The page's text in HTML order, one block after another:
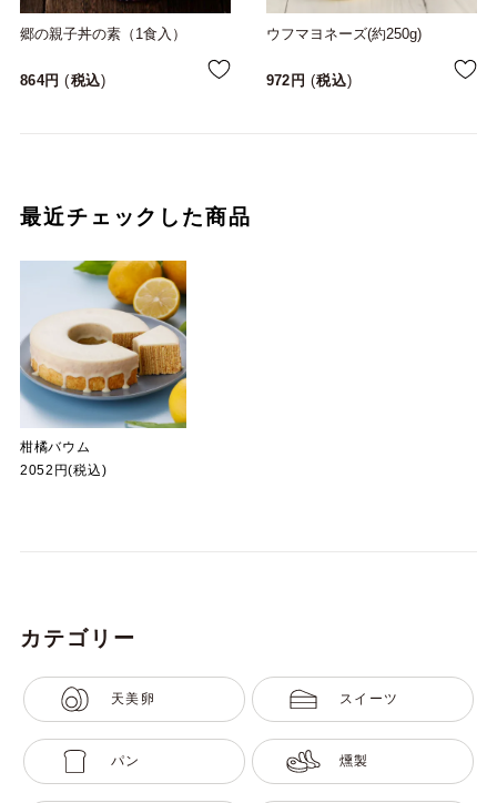
郷の親子丼の素（1食入）
864 税込
ウフマヨネーズ(約250g)
972 税込
最近チェックした商品
柑橘バウム
2052円(税込)
カテゴリー
天美卵 スイーツ
パン 燻製